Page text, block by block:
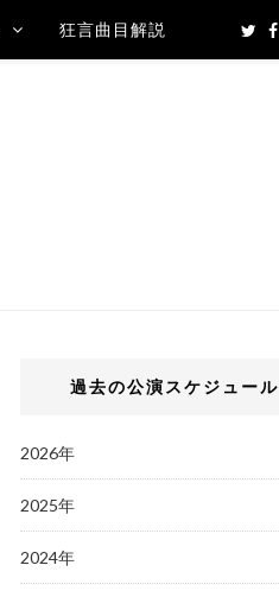
狂言曲目解説
過去の公演スケジュール
2026年
2025年
2024年